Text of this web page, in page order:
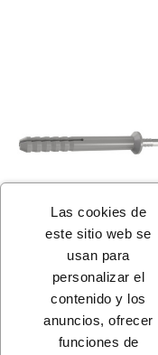
TACO CLAVABLE C/
A consultar
Las cookies de
este sitio web se
usan para
personalizar el
contenido y los
anuncios, ofrecer
funciones de